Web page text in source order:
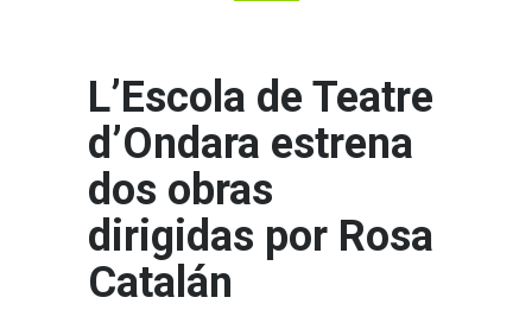
L’Escola de Teatre
d’Ondara estrena
dos obras
dirigidas por Rosa
Catalán